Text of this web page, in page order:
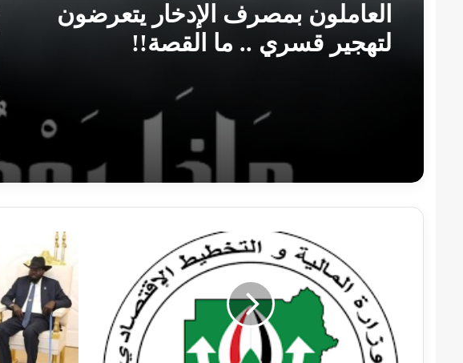
العاملون بمصرف الإدخار يتعرضون
لتهجير قسري .. ما القصة!!
معلومات
صادمة
السودان
حاضر
لقاءات
سعودية
إثيوبية
جنوبية